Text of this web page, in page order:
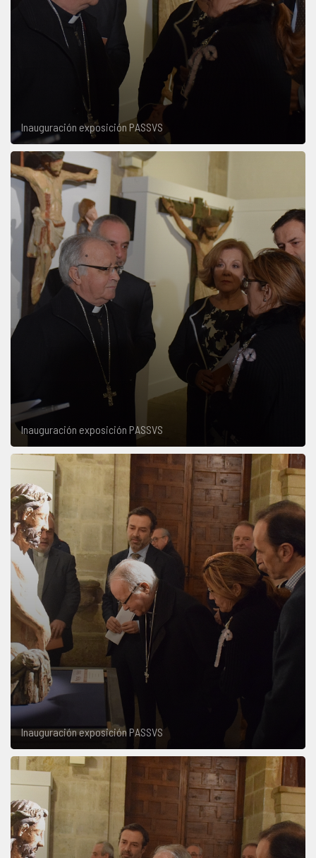
Inauguración exposición PASSVS
Inauguración exposición PASSVS
Inauguración exposición PASSVS